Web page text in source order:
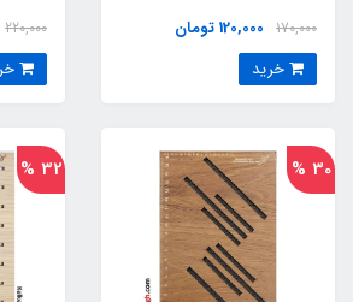
170,000 120,000 تومان
220,000
30 %
32 %